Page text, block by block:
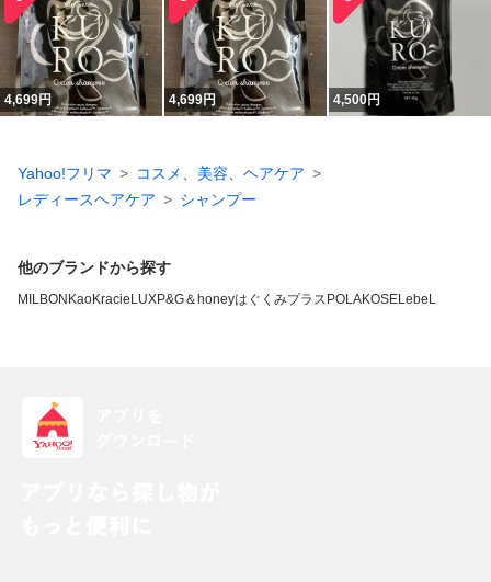
4,699円 4,699円 4,500円
Yahoo!フリマ
コスメ、美容、ヘアケア
レディースヘアケア
シャンプー
他のブランドから探す
MILBON KaoKracie LUXP&G＆honeyはぐくみプラス POLAKOSELebeL